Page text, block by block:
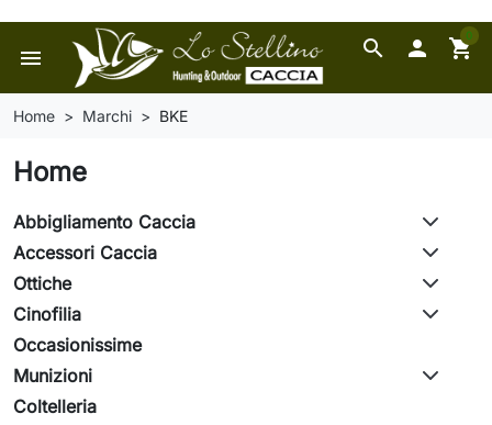
search
menu  shopping_cart
0
Home Marchi BKE
Home
Abbigliamento Caccia
Accessori Caccia
Ottiche
Cinofilia
Occasionissime
Munizioni
Coltelleria